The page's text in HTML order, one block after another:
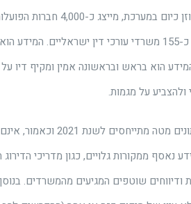
אשר יוצגו על ידי כ-155 משרדי עורכי דין
הוא בראש ובראשונה אמין ומקיף דיו
על מגמות.
חשוב לציין
נאסף ממקורות גלויים, כגון מדריכי
שוטפים המגיעים מהמשרדים.